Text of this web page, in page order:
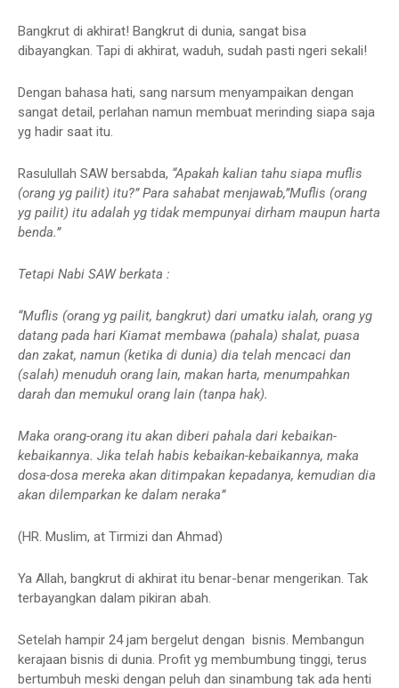
Bangkrut di akhirat! Bangkrut di dunia, sangat bisa
dibayangkan. Tapi di akhirat, waduh, sudah pasti ngeri sekali!
Dengan bahasa hati, sang narsum menyampaikan dengan
sangat detail, perlahan namun membuat merinding siapa saja
yg hadir saat itu.
Rasulullah SAW bersabda, “Apakah kalian tahu siapa muflis
(orang yg pailit) itu?” Para sahabat menjawab,”Muflis (orang
yg pailit) itu adalah yg tidak mempunyai dirham maupun harta
benda.”
Tetapi Nabi SAW berkata :
“Muflis (orang yg pailit, bangkrut) dari umatku ialah, orang yg
datang pada hari Kiamat membawa (pahala) shalat, puasa
dan zakat, namun (ketika di dunia) dia telah mencaci dan
(salah) menuduh orang lain, makan harta, menumpahkan
darah dan memukul orang lain (tanpa hak).
Maka orang-orang itu akan diberi pahala dari kebaikan-
kebaikannya. Jika telah habis kebaikan-kebaikannya, maka
dosa-dosa mereka akan ditimpakan kepadanya, kemudian dia
akan dilemparkan ke dalam neraka”
(HR. Muslim, at Tirmizi dan Ahmad)
Ya Allah, bangkrut di akhirat itu benar-benar mengerikan. Tak
terbayangkan dalam pikiran abah.
Setelah hampir 24 jam bergelut dengan bisnis. Membangun
kerajaan bisnis di dunia. Profit yg membumbung tinggi, terus
bertumbuh meski dengan peluh dan sinambung tak ada henti